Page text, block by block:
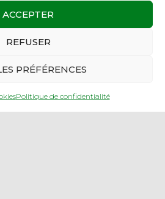
ACCEPTER
REFUSER
PRÉFÉRENCES
Politique de confidentialité